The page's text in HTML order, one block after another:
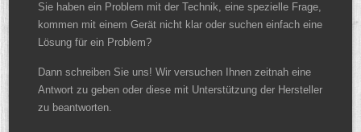
Sie haben ein Problem mit der Technik, eine spezielle Frage,
kommen mit einem Gerät nicht klar oder suchen einfach eine
Lösung für ein Problem?
Dann schreiben Sie uns! Wir versuchen Ihnen zeitnah eine
Antwort zu geben oder diese mit Unterstützung der Hersteller
zu beantworten.